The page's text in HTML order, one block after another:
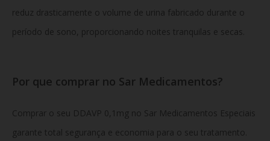
reduz drasticamente o volume de urina fabricado durante o
período de sono, proporcionando noites tranquilas e secas.
Por que comprar no Sar Medicamentos?
Comprar o seu DDAVP 0,1mg no Sar Medicamentos Especiais
garante total segurança e economia para o seu tratamento.